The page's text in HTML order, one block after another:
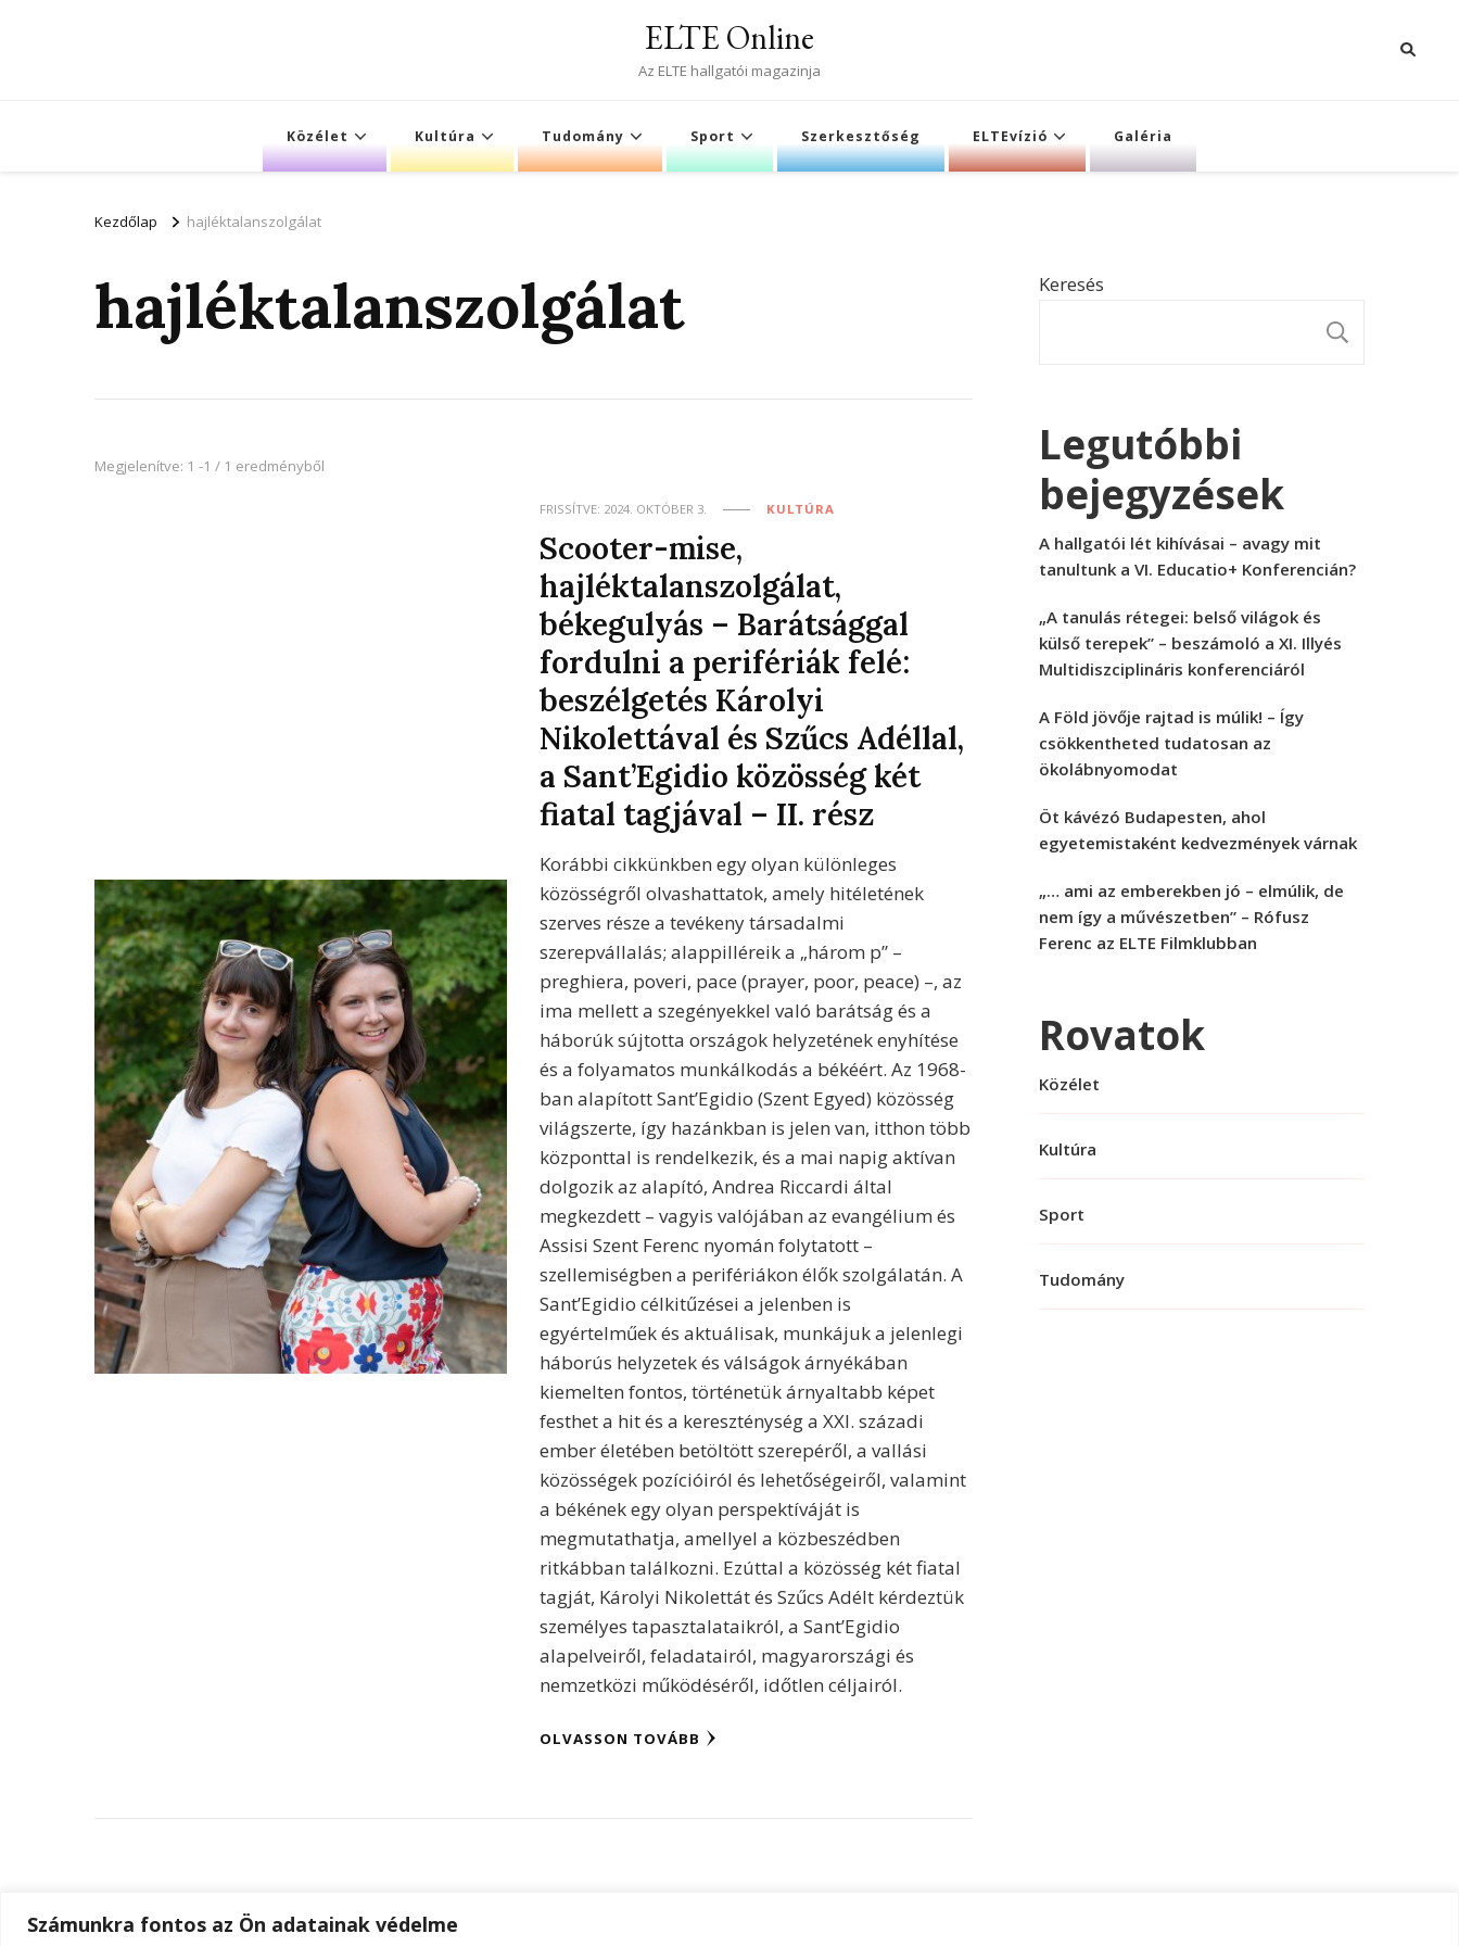
Számunkra fontos az Ön adatainak védelme
ELTE Online
Az ELTE hallgatói magazinja
Közélet Kultúra Tudomány Sport Szerkesztőség ELTEvízió Galéria
Kezdőlap hajléktalanszolgálat
hajléktalanszolgálat
Megjelenítve: 1 -1 / 1 eredményből
FRISSÍTVE: 2024. OKTÓBER 3. KULTÚRA
Scooter-mise,
hajléktalanszolgálat,
békegulyás – Barátsággal
fordulni a perifériák felé:
beszélgetés Károlyi
Nikolettával és Szűcs Adéllal,
a Sant’Egidio közösség két
fiatal tagjával – II. rész
Korábbi cikkünkben egy olyan különleges
közösségről olvashattatok, amely hitéletének
szerves része a tevékeny társadalmi
szerepvállalás; alappilléreik a „három p” –
preghiera, poveri, pace (prayer, poor, peace) –, az
ima mellett a szegényekkel való barátság és a
háborúk sújtotta országok helyzetének enyhítése
és a folyamatos munkálkodás a békéért. Az 1968-
ban alapított Sant’Egidio (Szent Egyed) közösség
világszerte, így hazánkban is jelen van, itthon több
központtal is rendelkezik, és a mai napig aktívan
dolgozik az alapító, Andrea Riccardi által
megkezdett – vagyis valójában az evangélium és
Assisi Szent Ferenc nyomán folytatott –
szellemiségben a perifériákon élők szolgálatán. A
Sant’Egidio célkitűzései a jelenben is
egyértelműek és aktuálisak, munkájuk a jelenlegi
háborús helyzetek és válságok árnyékában
kiemelten fontos, történetük árnyaltabb képet
festhet a hit és a kereszténység a XXI. századi
ember életében betöltött szerepéről, a vallási
közösségek pozícióiról és lehetőségeiről, valamint
a békének egy olyan perspektíváját is
megmutathatja, amellyel a közbeszédben
ritkábban találkozni. Ezúttal a közösség két fiatal
tagját, Károlyi Nikolettát és Szűcs Adélt kérdeztük
személyes tapasztalataikról, a Sant’Egidio
alapelveiről, feladatairól, magyarországi és
nemzetközi működéséről, időtlen céljairól.
OLVASSON TOVÁBB
Keresés
Legutóbbi
bejegyzések
A hallgatói lét kihívásai – avagy mit
tanultunk a VI. Educatio+ Konferencián?
„A tanulás rétegei: belső világok és
külső terepek” – beszámoló a XI. Illyés
Multidiszciplináris konferenciáról
A Föld jövője rajtad is múlik! – Így
csökkentheted tudatosan az
ökolábnyomodat
Öt kávézó Budapesten, ahol
egyetemistaként kedvezmények várnak
„… ami az emberekben jó – elmúlik, de
nem így a művészetben” – Rófusz
Ferenc az ELTE Filmklubban
Rovatok
Közélet
Kultúra
Sport
Tudomány